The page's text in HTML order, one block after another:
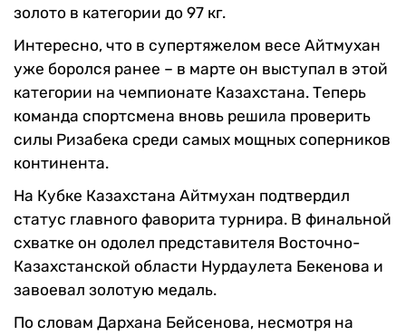
золото в категории до 97 кг.
Интересно, что в супертяжелом весе Айтмухан
уже боролся ранее – в марте он выступал в этой
категории на чемпионате Казахстана. Теперь
команда спортсмена вновь решила проверить
силы Ризабека среди самых мощных соперников
континента.
На Кубке Казахстана Айтмухан подтвердил
статус главного фаворита турнира. В финальной
схватке он одолел представителя Восточно-
Казахстанской области Нурдаулета Бекенова и
завоевал золотую медаль.
По словам Дархана Бейсенова, несмотря на